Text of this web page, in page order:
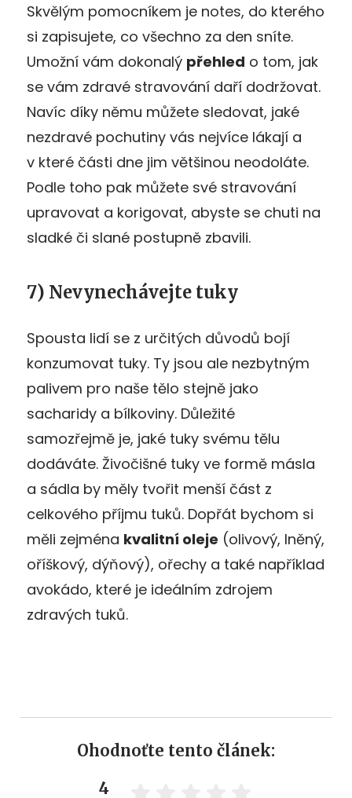
Skvělým pomocníkem je notes, do kterého
si zapisujete, co všechno za den sníte.
Umožní vám dokonalý přehled o tom, jak
se vám zdravé stravování daří dodržovat.
Navíc díky němu můžete sledovat, jaké
nezdravé pochutiny vás nejvíce lákají a
v které části dne jim většinou neodoláte.
Podle toho pak můžete své stravování
upravovat a korigovat, abyste se chuti na
sladké či slané postupně zbavili.
7) Nevynechávejte tuky
Spousta lidí se z určitých důvodů bojí
konzumovat tuky. Ty jsou ale nezbytným
palivem pro naše tělo stejně jako
sacharidy a bílkoviny. Důležité
samozřejmě je, jaké tuky svému tělu
dodáváte. Živočišné tuky ve formě másla
a sádla by měly tvořit menší část z
celkového příjmu tuků. Dopřát bychom si
měli zejména kvalitní oleje (olivový, lněný,
oříškový, dýňový), ořechy a také například
avokádo, které je ideálním zdrojem
zdravých tuků.
Ohodnoťte tento článek:
4